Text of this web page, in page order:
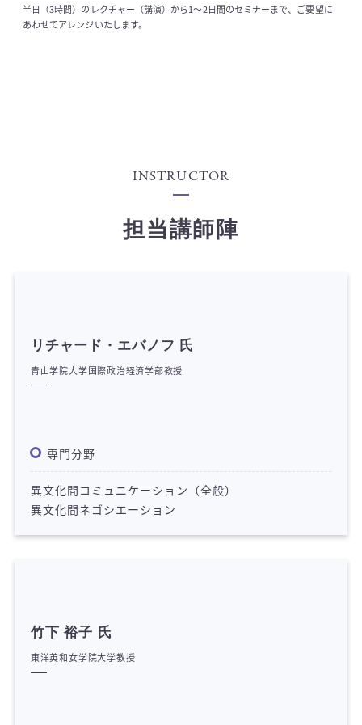
半日（3時間）のレクチャー（講演）から1～2日間のセミナーまで、ご要望に
あわせてアレンジいたします。
INSTRUCTOR
担当講師陣
リチャード・エバノフ 氏
青山学院大学国際政治経済学部教授
専門分野
異文化間コミュニケーション（全般）
異文化間ネゴシエーション
竹下 裕子 氏
東洋英和女学院大学教授